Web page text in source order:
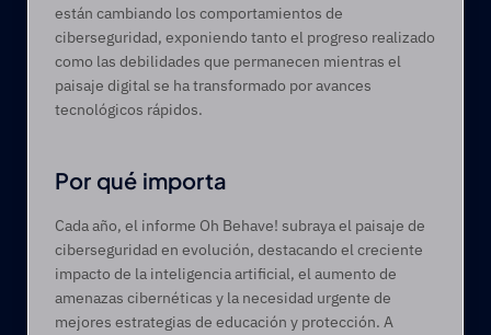
están cambiando los comportamientos de
ciberseguridad, exponiendo tanto el progreso realizado
como las debilidades que permanecen mientras el
paisaje digital se ha transformado por avances
tecnológicos rápidos.
Por qué importa
Cada año, el informe Oh Behave! subraya el paisaje de
ciberseguridad en evolución, destacando el creciente
impacto de la inteligencia artificial, el aumento de
amenazas cibernéticas y la necesidad urgente de
mejores estrategias de educación y protección. A